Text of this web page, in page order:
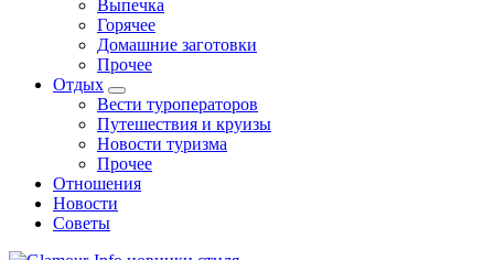
Выпечка
Горячее
Домашние заготовки
Прочее
Отдых
Вести туроператоров
Путешествия и круизы
Новости туризма
Прочее
Отношения
Новости
Советы